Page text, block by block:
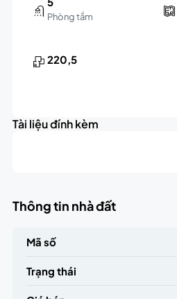
Phòng tắm
220,5
Tài liệu đính kèm
Thông tin nhà đất
Mã số
Trạng thái